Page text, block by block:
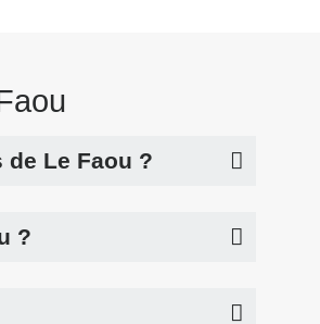
Le Faou ?
?